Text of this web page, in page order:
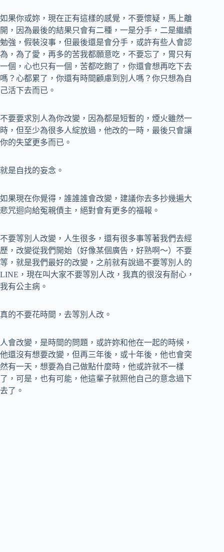
如果你或妳，現在正有這樣的感覺，不要懷疑，馬上離
開，因為最後的結果只會有二種，一是分手，二是繼續
勉強，假裝沒事，但最後還是會分手，或許有些人會認
為，為了愛，再多的苦我都願意吃，不要忘了，胃只有
一個，心也只有一個，苦都吃飽了，你還會想再吃下去
嗎？心都累了，你還有時間顧慮到別人嗎？你只想為自
己活下去而已。
不要要求別人為你改變，因為都是短暫的，煙火雖然一
時，但至少為很多人綻放過，他改的一時，最後只會讓
你的失望更多而已。
就是自找的妄念。
如果現在你覺得，誰誰誰會改變，建議你去多抄幾遍大
悲咒迴向給冤親債主，絕對會有更多的福報。
不要等別人改變，人生很多，還有很多事等著我們去經
歷，改變從我們開始（好像某個廣告，好熟啊～）不要
等，就是我們最好的改變，之前就有說過不要等別人的
LINE，現在叫大家不要等別人改，我真的很沒有耐心，
我有公主病。
真的不要花時間，去等別人改。
人會改變，是時間的問題，或許妳和他在一起的時候，
他還沒有想要改變，但再三年後，或十年後，他也會突
然有一天，想要為自己做點什麼時，他或許就不一樣
了，可是，也有可能，他這輩子就照他自己的意念過下
去了。